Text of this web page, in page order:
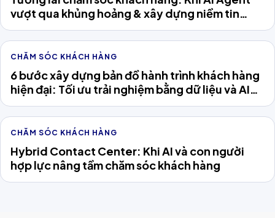
vượt qua khủng hoảng & xây dựng niềm tin
khách hàng
CHĂM SÓC KHÁCH HÀNG
6 bước xây dựng bản đồ hành trình khách hàng
hiện đại: Tối ưu trải nghiệm bằng dữ liệu và AI
Agent
CHĂM SÓC KHÁCH HÀNG
Hybrid Contact Center: Khi AI và con người
hợp lực nâng tầm chăm sóc khách hàng